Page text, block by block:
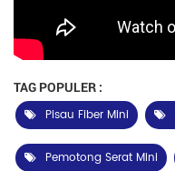
TAG POPULER :
Pisau Fiber Mini
Pemotong Serat Mini